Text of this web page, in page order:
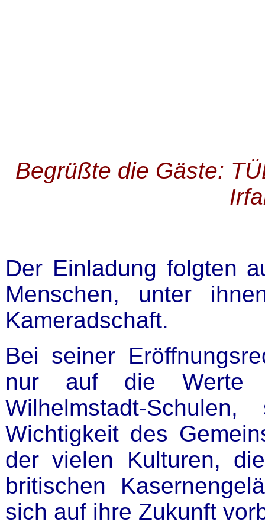
Begrüßte die Gäste:
Der Einladung folgten
Menschen, unter
Kameradschaft.
Bei seiner
nur auf die Werte
Wilhelmstadt-
Wichtigkeit des
der vielen Kulturen,
britischen
sich auf ihre Zukunft